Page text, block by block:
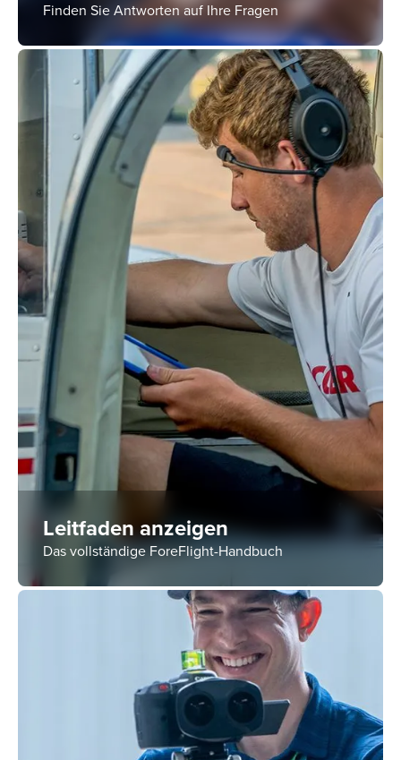
Finden Sie Antworten auf Ihre Fragen
Leitfaden anzeigen
Das vollständige ForeFlight-Handbuch